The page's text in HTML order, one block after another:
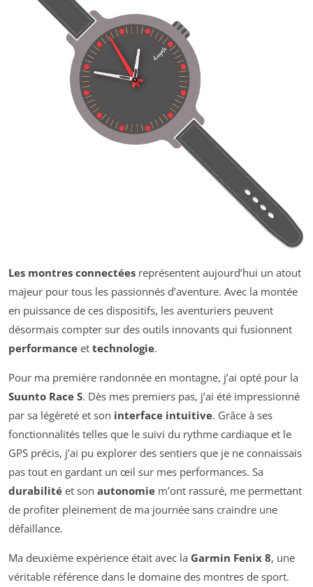
Les montres connectées représentent aujourd’hui un atout
majeur pour tous les passionnés d’aventure. Avec la montée
en puissance de ces dispositifs, les aventuriers peuvent
désormais compter sur des outils innovants qui fusionnent
performance et technologie.
Pour ma première randonnée en montagne, j’ai opté pour la
Suunto Race S. Dès mes premiers pas, j’ai été impressionné
par sa légèreté et son interface intuitive. Grâce à ses
fonctionnalités telles que le suivi du rythme cardiaque et le
GPS précis, j’ai pu explorer des sentiers que je ne connaissais
pas tout en gardant un œil sur mes performances. Sa
durabilité et son autonomie m’ont rassuré, me permettant
de profiter pleinement de ma journée sans craindre une
défaillance.
Ma deuxième expérience était avec la Garmin Fenix 8, une
véritable référence dans le domaine des montres de sport.